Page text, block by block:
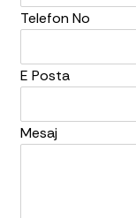
Telefon No
E Posta
Mesaj